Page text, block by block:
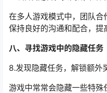
在多人游戏模式中，团队
保持良好的沟通和配合，提
八、寻找游戏中的隐藏任务
8.发现隐藏任务，解锁额外
游戏中常常会隐藏一些特